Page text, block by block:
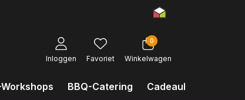
Inloggen Favoriet
0
Winkelwagen
BBQ-Catering Cadeaubonnen